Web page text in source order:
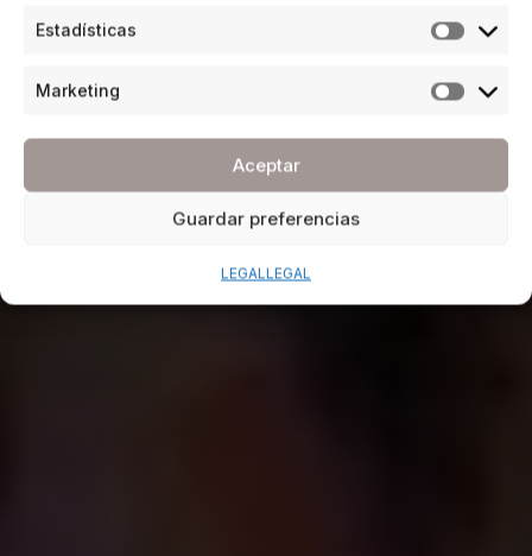
Estadísticas
Marketing
Aceptar
Guardar preferencias
LEGALLEGAL